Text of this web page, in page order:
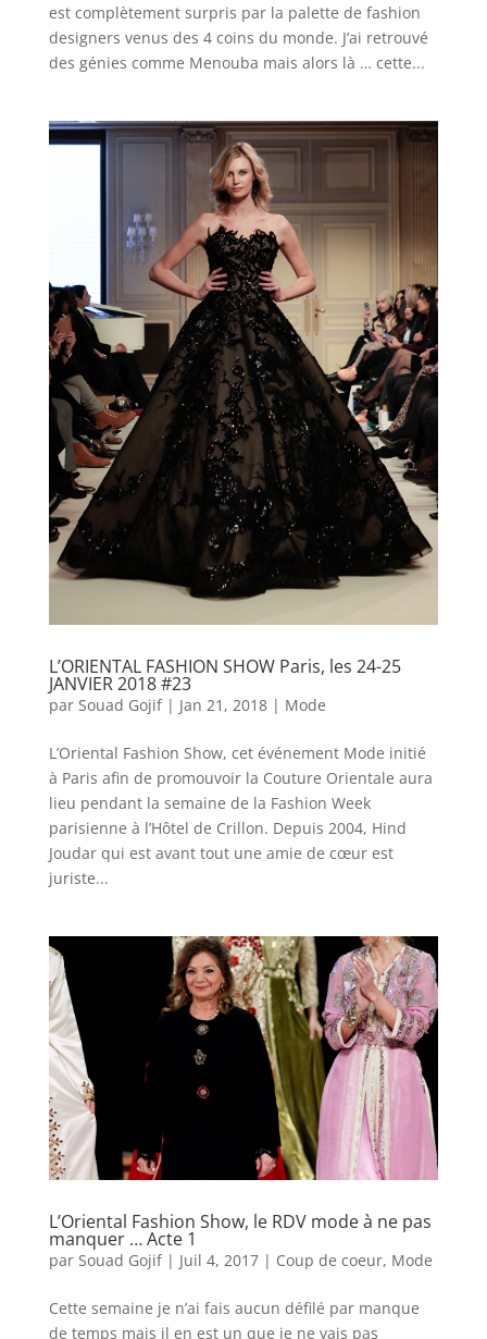
est complètement surpris par la palette de fashion
designers venus des 4 coins du monde. J’ai retrouvé
des génies comme Menouba mais alors là … cette...
L’ORIENTAL FASHION SHOW Paris, les 24-25
JANVIER 2018 #23
par Souad Gojif| Jan 21, 2018| Mode
L’Oriental Fashion Show, cet événement Mode initié
à Paris afin de promouvoir la Couture Orientale aura
lieu pendant la semaine de la Fashion Week
parisienne à l’Hôtel de Crillon. Depuis 2004, Hind
Joudar qui est avant tout une amie de cœur est
juriste...
L’Oriental Fashion Show, le RDV mode à ne pas
manquer … Acte 1
par Souad Gojif| Juil 4, 2017| Coup de coeur, Mode
Cette semaine je n’ai fais aucun défilé par manque
de temps mais il en est un que je ne vais pas